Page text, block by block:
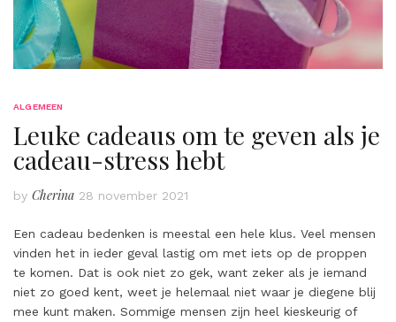
ALGEMEEN
Leuke cadeaus om te geven als je
cadeau-stress hebt
by Cherina 28 november 2021
Een cadeau bedenken is meestal een hele klus. Veel mensen
vinden het in ieder geval lastig om met iets op de proppen
te komen. Dat is ook niet zo gek, want zeker als je iemand
niet zo goed kent, weet je helemaal niet waar je diegene blij
mee kunt maken. Sommige mensen zijn heel kieskeurig of